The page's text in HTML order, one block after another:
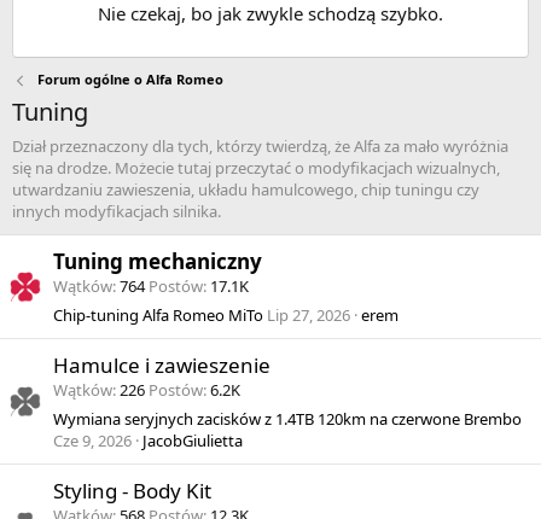
Nie czekaj, bo jak zwykle schodzą szybko.
Forum ogólne o Alfa Romeo
Tuning
Dział przeznaczony dla tych, którzy twierdzą, że Alfa za mało wyróżnia
się na drodze. Możecie tutaj przeczytać o modyfikacjach wizualnych,
utwardzaniu zawieszenia, układu hamulcowego, chip tuningu czy
innych modyfikacjach silnika.
Tuning mechaniczny
Wątków 764 Postów 17.1K
Chip-tuning Alfa Romeo MiTo Lip 27, 2026 erem
Hamulce i zawieszenie
Wątków 226 Postów 6.2K
Wymiana seryjnych zacisków z 1.4TB 120km na czerwone Brembo
Cze 9, 2026 JacobGiulietta
Styling - Body Kit